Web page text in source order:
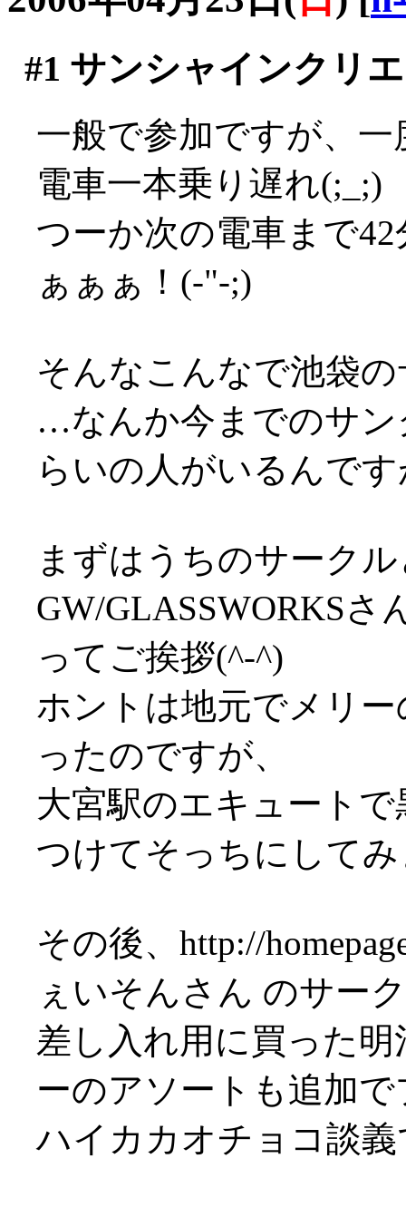
#1 サンシャインクリ
一般で参加ですが、
電車一本乗り遅れ(;_;)
つーか次の電車まで
ぁぁぁ！(-"-;)
そんなこんなで池袋
…なんか今までのサ
らいの人がいるんで
まずはうちのサーク
GW/GLASSWORKS
ってご挨拶(^-^)
ホントは地元でメリ
ったのですが、
大宮駅のエキュート
つけてそっちにして
その後、http://
ぇいそんさん のサー
差し入れ用に買った
ーのアソートも追加
ハイカカオチョコ談